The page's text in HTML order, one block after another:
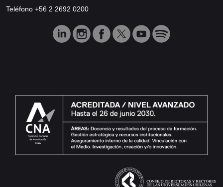
Teléfono +56 2 2692 0200